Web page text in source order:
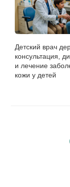
Детский врач
консультация,
и лечение
кожи у детей